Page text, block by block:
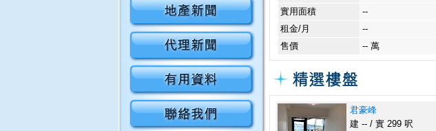
實用面積
--
租金/月
--
售價
-- 萬
君豪峰
建 -- / 實 299 呎